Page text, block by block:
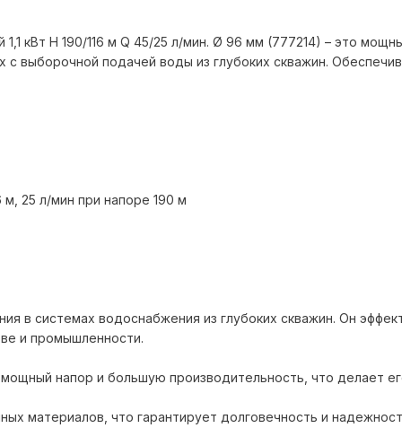
кВт H 190/116 м Q 45/25 л/мин. Ø 96 мм (777214) – это
с выборочной подачей воды из глубоких скважин.
м, 25 л/мин при напоре 190 м
в системах водоснабжения из глубоких скважин. Он
и промышленности.
напор и большую производительность, что делает
материалов, что гарантирует долговечность и